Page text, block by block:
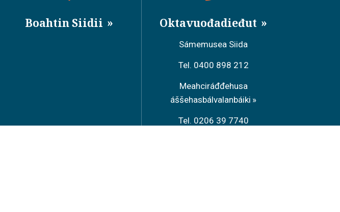
Boahtin Siidii Oktavuođadieđut
Sámemusea Siida
Tel. 0400 898 212
Meahciráđđehusa
áššehasbálvalanbáiki
Tel. 0206 39 7740